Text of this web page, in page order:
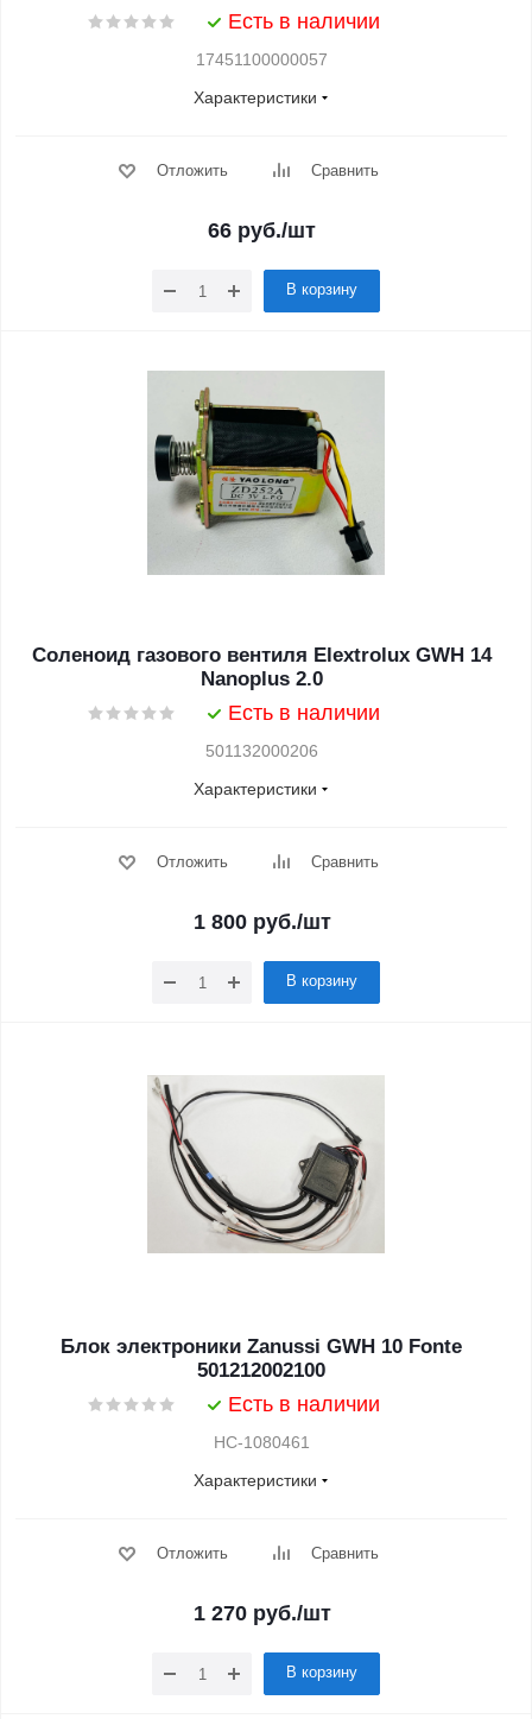
Есть в наличии
17451100000057
Характеристики
Отложить Сравнить
66 руб./шт
В корзину
Соленоид газового вентиля Elextrolux GWH 14
Nanoplus 2.0
Есть в наличии
501132000206
Характеристики
Отложить Сравнить
1 800руб./шт
В корзину
Блок электроники Zanussi GWH 10 Fonte
501212002100
Есть в наличии
НС-1080461
Характеристики
Отложить Сравнить
1 270руб./шт
В корзину